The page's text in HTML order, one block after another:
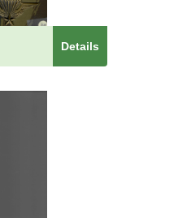
Details